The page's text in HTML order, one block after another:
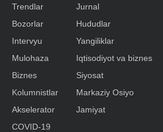
Trendlar
Bozorlar
Intervyu
Mulohaza
Biznes
Kolumnistlar
Akselerator
Jurnal
Hududlar
Yangiliklar
Iqtisodiyot va biznes
Siyosat
Markaziy Osiyo
Jamiyat
COVID-19